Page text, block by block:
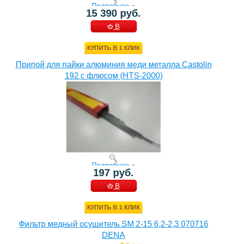
Подробнее »
15 390 руб.
В
КУПИТЬ В 1 КЛИК
Припой для пайки алюминия меди металла Castolin
192 с флюсом (HTS-2000)
Подробнее »
197 руб.
В
КУПИТЬ В 1 КЛИК
Фильтр медный осушитель SM 2-15 6,2-2,3 070716
DENA